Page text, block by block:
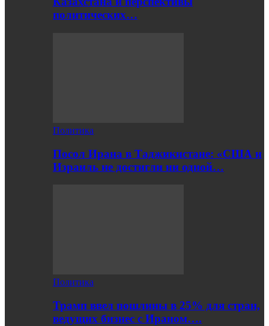
политических…
Политика
Посол Ирана в Таджикистане: «США и
Израиль не достигли ни одной…
Политика
Трамп ввел пошлины в 25% для стран,
ведущих бизнес с Ираном….